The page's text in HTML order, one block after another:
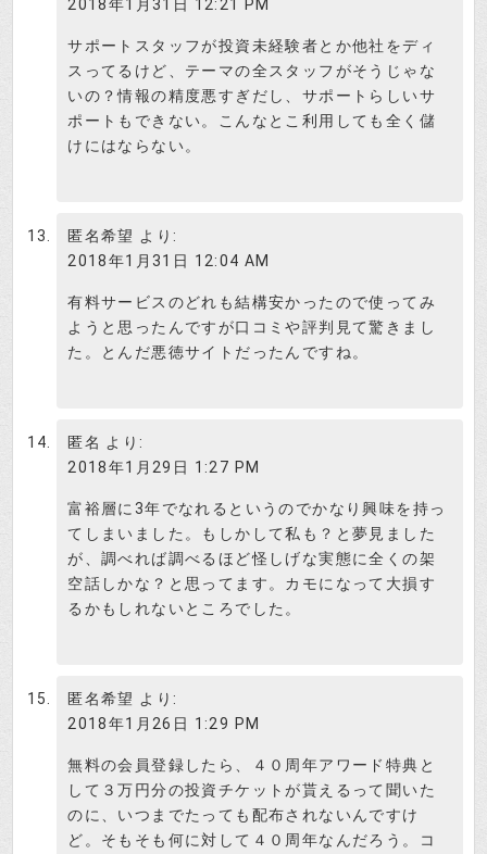
2018年1月31日 12:21 PM
サポートスタッフが投資未経験者とか他社をディ
スってるけど、テーマの全スタッフがそうじゃな
いの？情報の精度悪すぎだし、サポートらしいサ
ポートもできない。こんなとこ利用しても全く儲
けにはならない。
匿名希望 より:
2018年1月31日 12:04 AM
有料サービスのどれも結構安かったので使ってみ
ようと思ったんですが口コミや評判見て驚きまし
た。とんだ悪徳サイトだったんですね。
匿名 より:
2018年1月29日 1:27 PM
富裕層に3年でなれるというのでかなり興味を持っ
てしまいました。もしかして私も？と夢見ました
が、調べれば調べるほど怪しげな実態に全くの架
空話しかな？と思ってます。カモになって大損す
るかもしれないところでした。
匿名希望 より:
2018年1月26日 1:29 PM
無料の会員登録したら、４０周年アワード特典と
して３万円分の投資チケットが貰えるって聞いた
のに、いつまでたっても配布されないんですけ
ど。そもそも何に対して４０周年なんだろう。コ